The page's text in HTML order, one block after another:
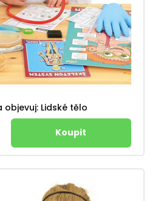
objevuj: Lidské tělo